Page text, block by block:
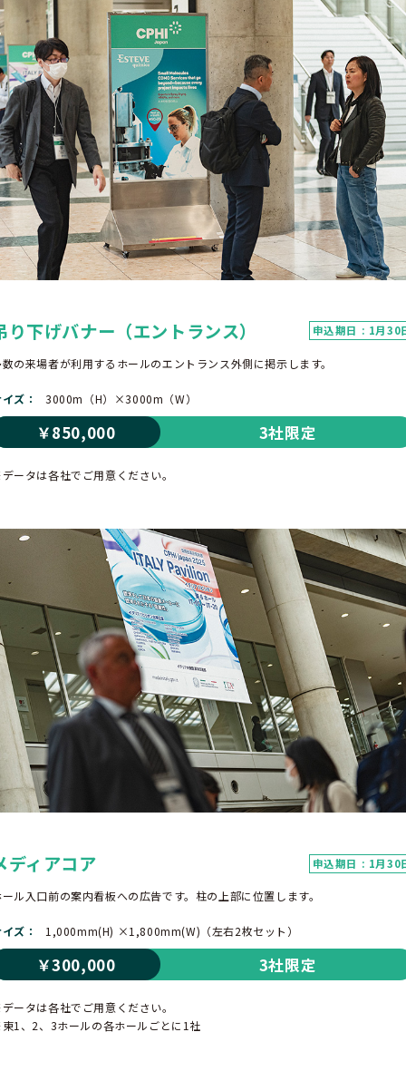
り下げバナー（エントランス） 申込期日 : 1月30
の来場者が利用するホールのエントランス外側に掲示します。
ズ 3000m（H）×3000m（W）
￥850,000 3社限定
ータは各社でご用意ください。
ディアコア 申込期日 : 1月30
ル入口前の案内看板への広告です。柱の上部に位置します。
ズ 1,000mm(H) ×1,800mm(W)（左右2枚セット）
￥300,000 3社限定
ータは各社でご用意ください。
1、2、3ホールの各ホールごとに1社